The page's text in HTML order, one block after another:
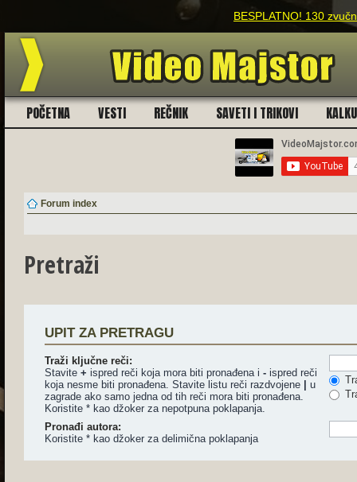
BESPLATNO! 130
POČETNA VESTI REČNIK SAVETI I TRIKOVI
Forum index
Pretraži
UPIT ZA PRETRAGU
Traži ključne reči:
Stavite + ispred reči koja mora biti pronađena i - ispred reči
koja nesme biti pronađena. Stavite listu reči razdvojene
u
zagrade ako samo jedna od tih reči mora biti pronađena.
Koristite * kao džoker za nepotpuna poklapanja.
Pronađi autora:
Koristite * kao džoker za delimična poklapanja